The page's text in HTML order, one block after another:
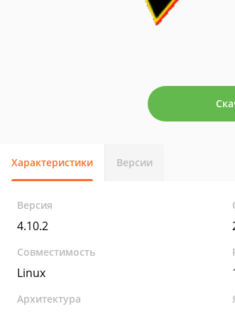
Характеристики Версии
Версия
4.10.2
Совместимость
Linux
Архитектура